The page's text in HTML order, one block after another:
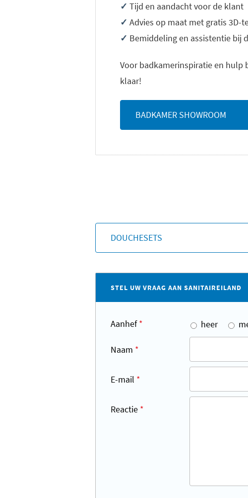
✓ Tijd en aandacht voor de klant
✓ Advies op maat met gratis 3D-
✓ Bemiddeling en assistentie bij
Voor badkamerinspiratie en hulp
klaar!
BADKAMER SHOWROOM
DOUCHESETS
STEL UW VRAAG AAN SANITAIREILAND
Aanhef* heer
Naam *
E-mail *
Reactie *